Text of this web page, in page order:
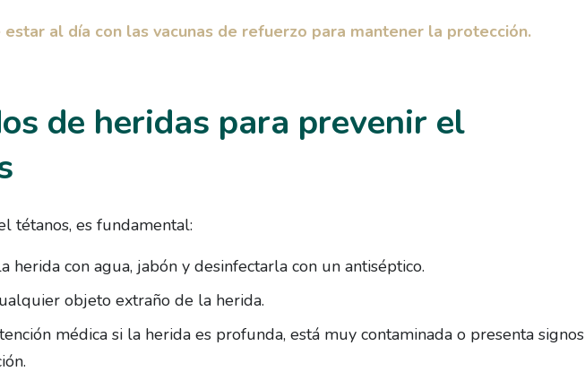
al día con las vacunas de refuerzo para mantener la protección.
de heridas para prevenir el
tétanos, es fundamental:
herida con agua, jabón y desinfectarla con un antiséptico.
objeto extraño de la herida.
médica si la herida es profunda, está muy contaminada o presenta signos